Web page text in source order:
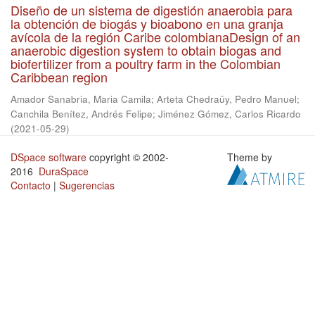
Diseño de un sistema de digestión anaerobia para
la obtención de biogás y bioabono en una granja
avícola de la región Caribe colombianaDesign of an
anaerobic digestion system to obtain biogas and
biofertilizer from a poultry farm in the Colombian
Caribbean region
Amador Sanabria, Maria Camila; Arteta Chedraüy, Pedro Manuel;
Canchila Benítez, Andrés Felipe; Jiménez Gómez, Carlos Ricardo
(2021-05-29)
DSpace software copyright © 2002-
2016 DuraSpace
Contacto | Sugerencias
Theme by